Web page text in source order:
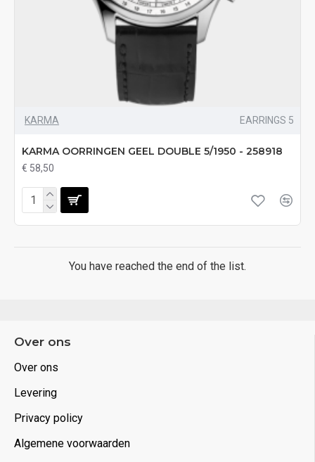
KARMA EARRINGS 5
KARMA OORRINGEN GEEL DOUBLE 5/1950 - 258918
€ 58,50
You have reached the end of the list.
Over ons
Over ons
Levering
Privacy policy
Algemene voorwaarden